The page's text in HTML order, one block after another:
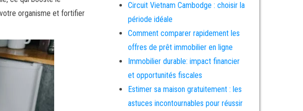
organisme et fortifier
Circuit Vietnam Cambodge : choisir la
période idéale
Comment comparer rapidement les
offres de prêt immobilier en ligne
Immobilier durable: impact financier
et opportunités fiscales
Estimer sa maison gratuitement : les
astuces incontournables pour réussir